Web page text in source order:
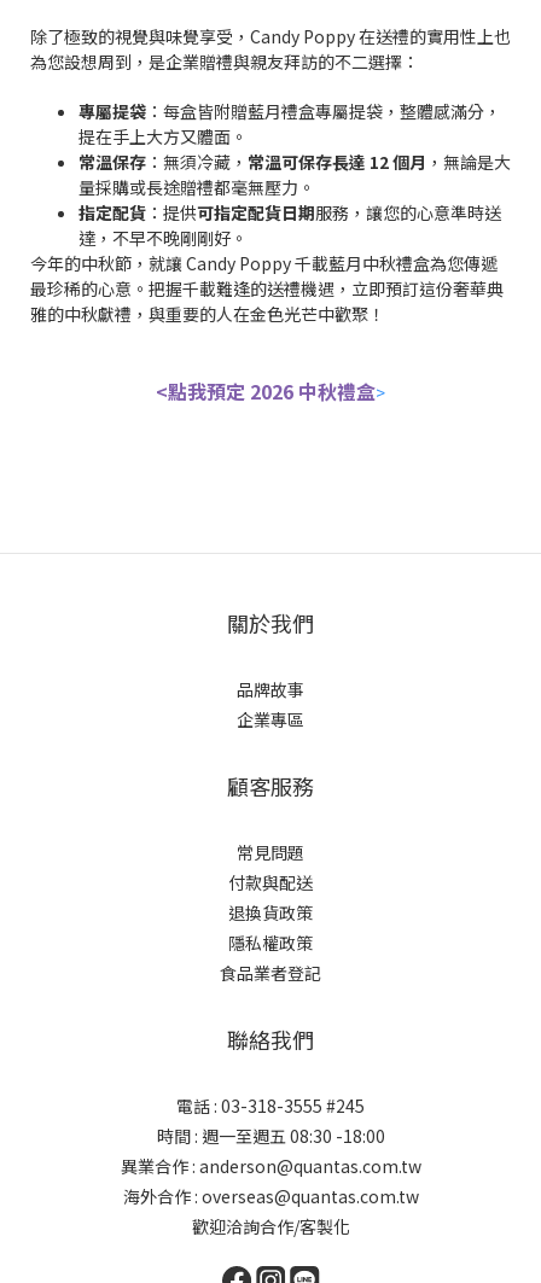
除了極致的視覺與味覺享受，Candy Poppy 在送禮的實用性上也
為您設想周到，是企業贈禮與親友拜訪的不二選擇：
專屬提袋 ：每盒皆附贈藍月禮盒專屬提袋，整體感滿分，
提在手上大方又體面。
常溫保存 ：無須冷藏， 常溫可保存長達 12 個月 ，無論是大
量採購或長途贈禮都毫無壓力。
指定配貨 ：提供可指定配貨日期服務，讓您的心意準時送
達，不早不晚剛剛好。
今年的中秋節，就讓 Candy Poppy 千載藍月中秋禮盒為您傳遞
最珍稀的心意。把握千載難逢的送禮機遇，立即預訂這份奢華典
雅的中秋獻禮，與重要的人在金色光芒中歡聚！
<點我預定 2026 中秋禮盒>
關於我們
品牌故事
企業專區
顧客服務
常見問題
付款與配送
退換貨政策
隱私權政策
食品業者登記
聯絡我們
電話 : 03-318-3555 #245
時間 : 週一至週五 08:30 -18:00
異業合作 : anderson@quantas.com.tw
海外合作 : overseas@quantas.com.tw
歡迎洽詢合作/客製化